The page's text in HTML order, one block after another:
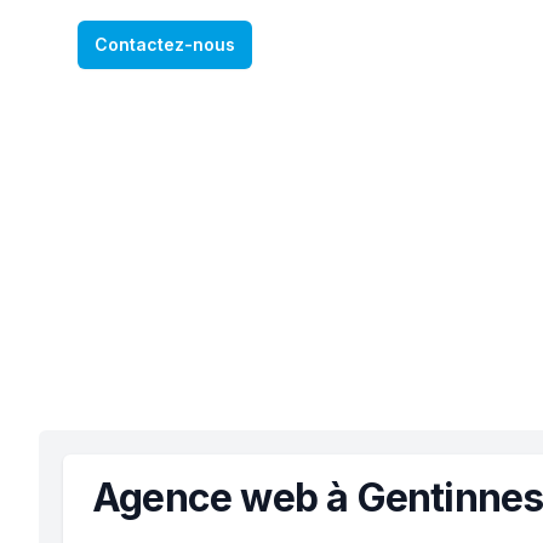
Contactez-nous
Agence web à Gentinnes